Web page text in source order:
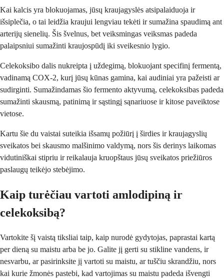
Kai kalcis yra blokuojamas, jūsų kraujagyslės atsipalaiduoja ir
išsiplečia, o tai leidžia kraujui lengviau tekėti ir sumažina spaudimą ant
arterijų sienelių. Šis švelnus, bet veiksmingas veiksmas padeda
palaipsniui sumažinti kraujospūdį iki sveikesnio lygio.
Celekoksibo dalis nukreipta į uždegimą, blokuojant specifinį fermentą,
vadinamą COX-2, kurį jūsų kūnas gamina, kai audiniai yra pažeisti ar
sudirginti. Sumažindamas šio fermento aktyvumą, celekoksibas padeda
sumažinti skausmą, patinimą ir sąstingį sąnariuose ir kitose paveiktose
vietose.
Kartu šie du vaistai suteikia išsamų požiūrį į širdies ir kraujagyslių
sveikatos bei skausmo malšinimo valdymą, nors šis derinys laikomas
vidutiniškai stipriu ir reikalauja kruopštaus jūsų sveikatos priežiūros
paslaugų teikėjo stebėjimo.
Kaip turėčiau vartoti amlodipiną ir
celekoksibą?
Vartokite šį vaistą tiksliai taip, kaip nurodė gydytojas, paprastai kartą
per dieną su maistu arba be jo. Galite jį gerti su stikline vandens, ir
nesvarbu, ar pasirinksite jį vartoti su maistu, ar tuščiu skrandžiu, nors
kai kurie žmonės pastebi, kad vartojimas su maistu padeda išvengti